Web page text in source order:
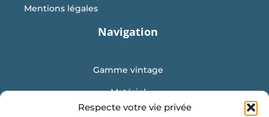
Respecte votre vie privée
Mentions légales
Navigation
Gamme vintage
Matériel